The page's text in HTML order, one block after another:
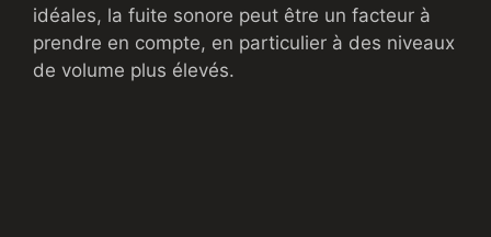
idéales, la fuite sonore peut être un facteur à
prendre en compte, en particulier à des niveaux
de volume plus élevés.